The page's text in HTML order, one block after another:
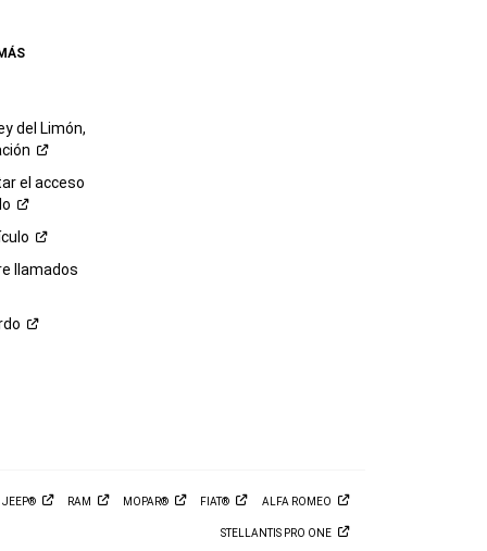
del Limón,
el acceso
llamados
JEEP® RAM MOPAR® FIAT® ALFA ROMEO
STELLANTIS PRO ONE